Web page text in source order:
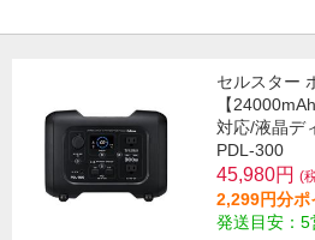
セルスター
【
対応/液晶デ
PDL-300
45,980円 (
2,299円分ポ
発送目安：5